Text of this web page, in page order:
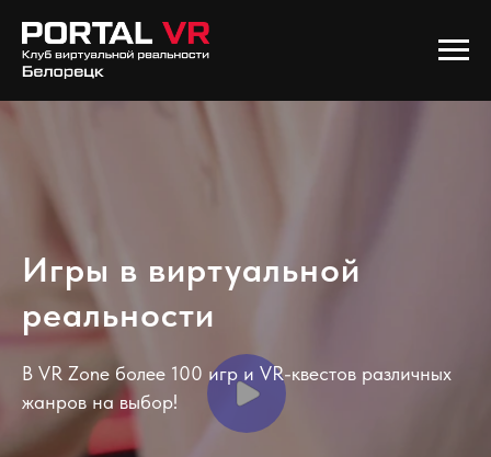
Игры в виртуальной
реальности
В VR Zone более 100 игр и VR-квестов различных
жанров на выбор!